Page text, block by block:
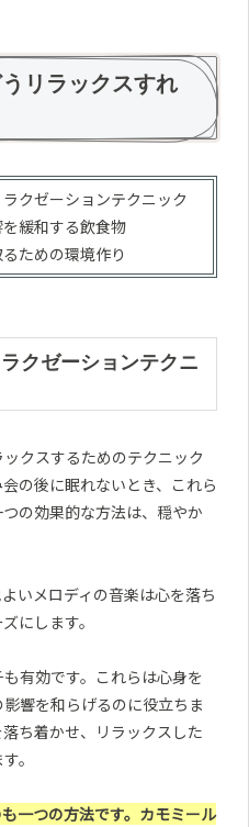
リラックスすれ
クゼーションテクニック
緩和する飲食物
ための環境作り
クゼーションテクニ
クスするためのテクニック
の後に眠れないとき、これら
の効果的な方法は、穏やか
いメロディの音楽は心を落ち
にします。
有効です。これらは心身を
響を和らげるのに役立ちま
ち着かせ、リラックスした
。
一つの方法です。カモミール